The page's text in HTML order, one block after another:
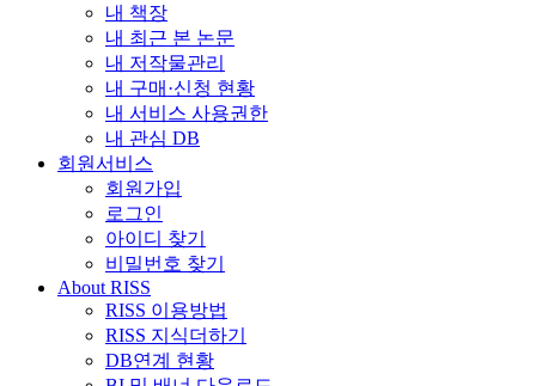
내 책장
내 최근 본 논문
내 저작물관리
내 구매·신청 현황
내 서비스 사용권한
내 관심 DB
회원서비스
회원가입
로그인
아이디 찾기
비밀번호 찾기
About RISS
RISS 이용방법
RISS 지식더하기
DB연계 현황